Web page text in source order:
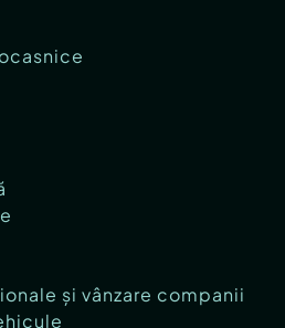
și vânzare companii